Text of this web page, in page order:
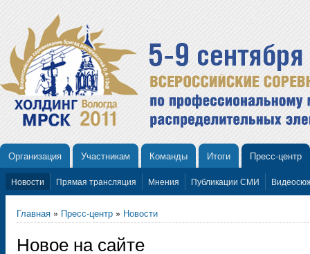
Организация Участникам Команды Итоги Пресс-центр
Новости Прямая трансляция Мнения Публикации СМИ
Главная » Пресс-центр » Новости
Новое на сайте